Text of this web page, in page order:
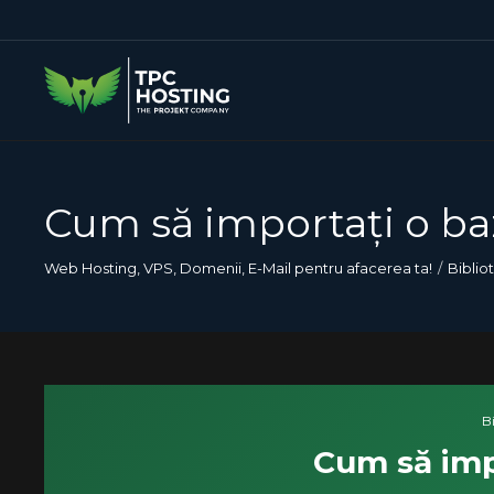
Cum să importați o
Web Hosting, VPS, Domenii, E-Mail pentru afacerea ta!
Cum să